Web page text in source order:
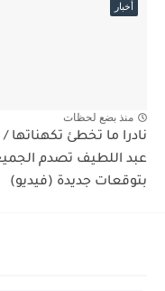
أخبار
منذ بضع لحظات
نادرا ما تخطئ تكهناتها /
عبد اللطيف تصدم
بتوقعات جديدة (فيديو)